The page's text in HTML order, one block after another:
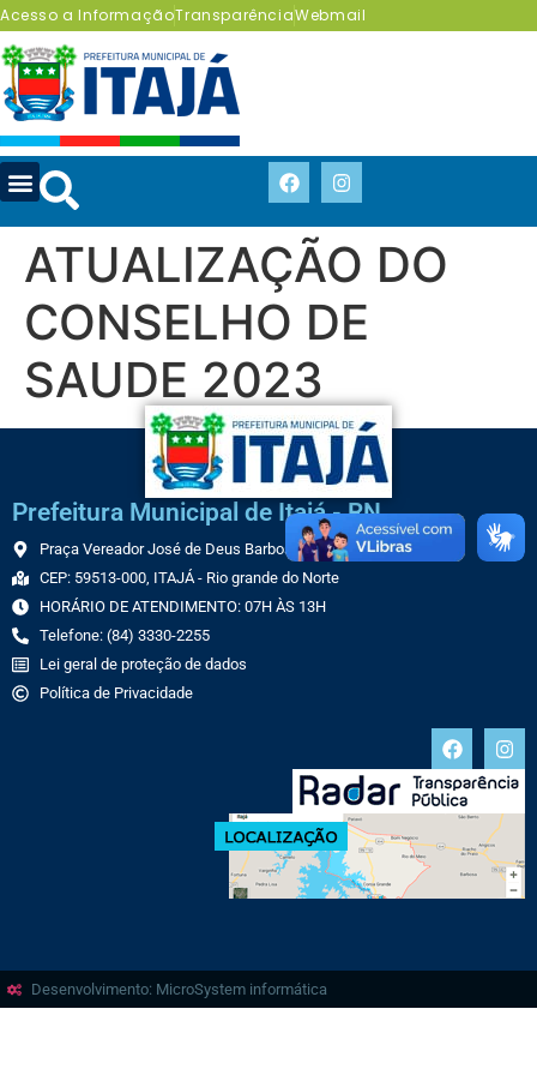
Acesso a InformaçãoTransparênciaWebmail
ATUALIZAÇÃO DO
CONSELHO DE
SAUDE 2023
Prefeitura Municipal de Itajá - RN
Praça Vereador José de Deus Barbosa, 70 CENTRO
CEP: 59513-000, ITAJÁ - Rio grande do Norte
HORÁRIO DE ATENDIMENTO: 07H ÀS 13H
Telefone: (84) 3330-2255
Lei geral de proteção de dados
Política de Privacidade
Desenvolvimento: MicroSystem informática